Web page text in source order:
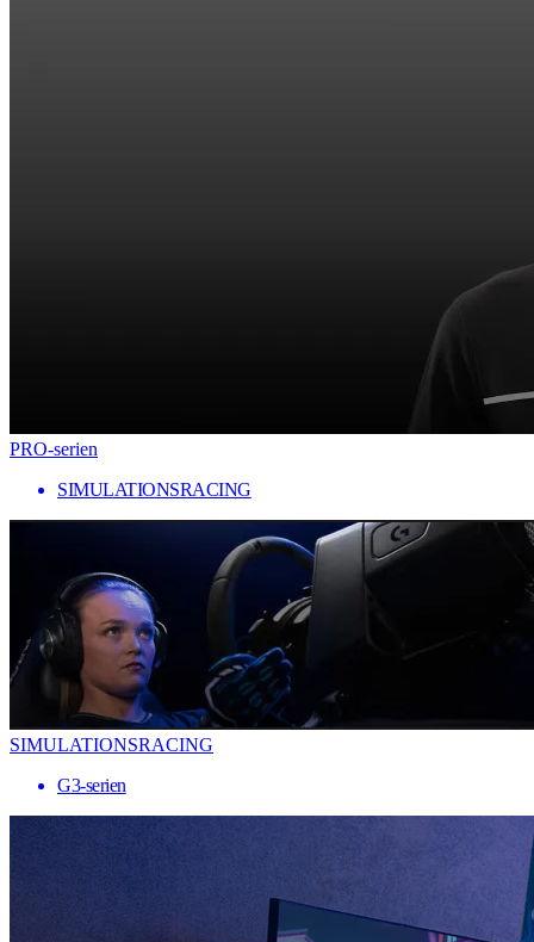
PRO-serien
SIMULATIONSRACING
SIMULATIONSRACING
G3-serien